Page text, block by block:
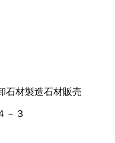
石材製造石材販売
－３